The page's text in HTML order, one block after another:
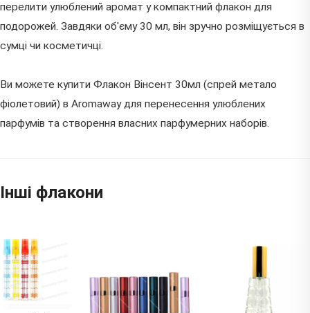
перелити улюблений аромат у компактний флакон для
подорожей. Завдяки об'єму 30 мл, він зручно розміщується в
сумці чи косметичці.
Ви можете купити Флакон Вінсент 30мл (спрей метало
фіолетовий) в Aromaway для перенесення улюблених
парфумів та створення власних парфумерних наборів.
Інші флакони